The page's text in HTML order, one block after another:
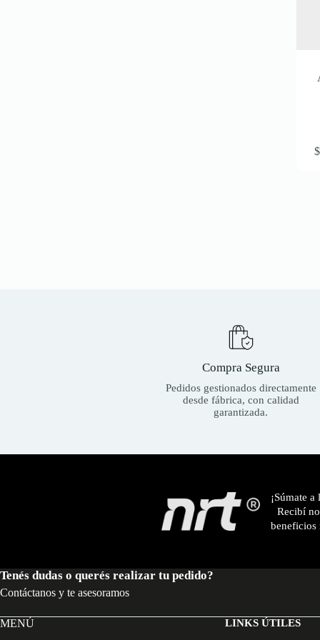
$
Compra Segura
Pedidos gestionados directamente
desde fábrica, con calidad
garantizada.
¡Súmate
Recibí
beneficios
Tenés dudas o querés realizar tu pedido?
Contáctanos y te asesoramos
MENÚ LINKS ÚTILES